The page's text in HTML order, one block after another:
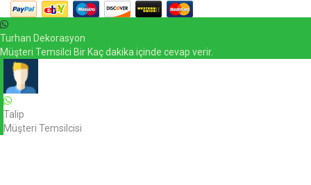
Turhan Dekorasyon
Müşteri Temsilci Bir Kaç dakika içinde cevap verir.
Talip
Müşteri Temsilcisi